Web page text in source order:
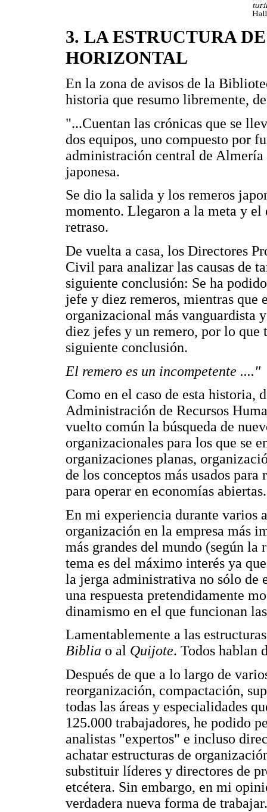
3. LA ESTRUCTURA
HORIZONTAL
En la zona de avisos de la
historia que resumo libremente,
"...Cuentan las crónicas que se
dos equipos, uno compuesto por
administración central de
japonesa.
Se dio la salida y los remeros
momento. Llegaron a la meta y
retraso.
De vuelta a casa, los Directores
Civil para analizar las causas de
siguiente conclusión: Se ha
jefe y diez remeros, mientras que
organizacional más vanguardista
diez jefes y un remero, por lo que
siguiente conclusión.
El remero es un incompetente ...."
Como en el caso de esta historia,
Administración de Recursos
vuelto común la búsqueda de
organizacionales para los que se
organizaciones planas,
de los conceptos más usados
para operar en economías abiertas.
En mi experiencia durante varios
organización en la empresa más
más grandes del mundo (según la
tema es del máximo interés ya
la jerga administrativa no sólo de
una respuesta pretendidamente
dinamismo en el que funcionan
Lamentablemente a las
Biblia o al Quijote. Todos hablan
Después de que a lo largo de
reorganización, compactación,
todas las áreas y especialidades
125.000 trabajadores, he podido
analistas "expertos" e incluso
achatar estructuras de
substituir líderes y directores de
etcétera. Sin embargo, en mi
verdadera nueva forma de trabajar.